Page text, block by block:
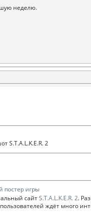
неделю.
S.T.A.L.K.E.R. 2
постер игры
сайтS.T.A.L.K.E.R. 2.
ждёт много